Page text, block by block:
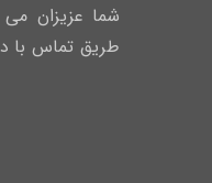
شما عزیزان می